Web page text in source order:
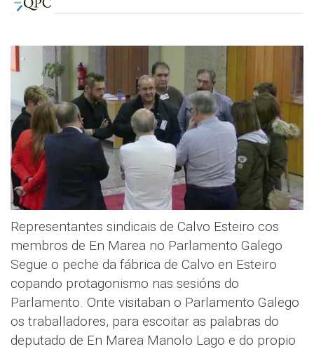
Representantes sindicais de Calvo Esteiro cos
membros de En Marea no Parlamento Galego
Segue o peche da fábrica de Calvo en Esteiro
copando protagonismo nas sesións do
Parlamento. Onte visitaban o Parlamento Galego
os traballadores, para escoitar as palabras do
deputado de En Marea Manolo Lago e do propio